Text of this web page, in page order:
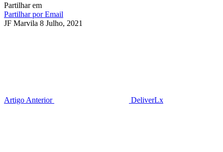
Partilhar em
Partilhar por Email
JF Marvila 8 Julho, 2021
Artigo Anterior DeliverLx